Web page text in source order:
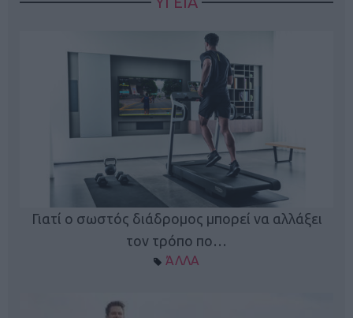
Γιατί ο σωστός διάδρομος μπορεί να αλλάξει
τον τρόπο πο…
ΆΛΛΑ